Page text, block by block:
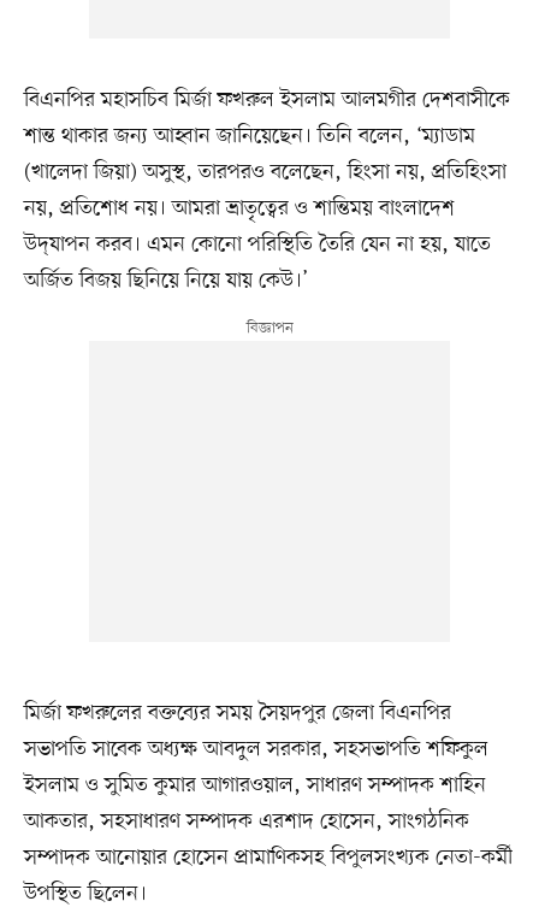
বিএনপির মহাসচিব মির্জা ফখরুল ইসলাম আলমগীর দেশবাসীকে
শান্ত থাকার জন্য আহ্বান জানিয়েছেন। তিনি বলেন, ‘ম্যাডাম
(খালেদা জিয়া) অসুস্থ, তারপরও বলেছেন, হিংসা নয়, প্রতিহিংসা
নয়, প্রতিশোধ নয়। আমরা ভ্রাতৃত্বের ও শান্তিময় বাংলাদেশ
উদ্‌যাপন করব। এমন কোনো পরিস্থিতি তৈরি যেন না হয়, যাতে
অর্জিত বিজয় ছিনিয়ে নিয়ে যায় কেউ।’
মির্জা ফখরুলের বক্তব্যের সময় সৈয়দপুর জেলা বিএনপির
সভাপতি সাবেক অধ্যক্ষ আবদুল সরকার, সহসভাপতি শফিকুল
ইসলাম ও সুমিত কুমার আগারওয়াল, সাধারণ সম্পাদক শাহিন
আকতার, সহসাধারণ সম্পাদক এরশাদ হোসেন, সাংগঠনিক
সম্পাদক আনোয়ার হোসেন প্রামাণিকসহ বিপুলসংখ্যক নেতা-কর্মী
উপস্থিত ছিলেন।